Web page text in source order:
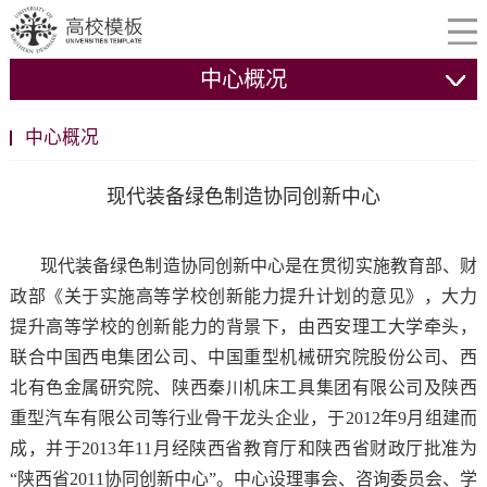
中心概况
中心概况
现代装备绿色制造协同创新中心
现代装备绿色制造协同创新中心是在贯彻实施教育部、财
政部《关于实施高等学校创新能力提升计划的意见》，大力
提升高等学校的创新能力的背景下，由西安理工大学牵头，
联合中国西电集团公司、中国重型机械研究院股份公司、西
北有色金属研究院、陕西秦川机床工具集团有限公司及陕西
重型汽车有限公司等行业骨干龙头企业，于2012年9月组建而
成，并于2013年11月经陕西省教育厅和陕西省财政厅批准为
“陕西省2011协同创新中心”。中心设理事会、咨询委员会、学